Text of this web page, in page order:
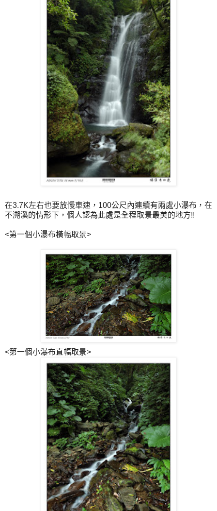
在3.7K左右也要放慢車速，100公尺內連續有兩處小瀑布，在
不溯溪的情形下，個人認為此處是全程取景最美的地方!!
<第一個小瀑布橫幅取景>
<第一個小瀑布直幅取景>